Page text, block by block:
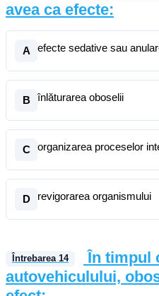
avea ca efecte:
A efecte sedative sau
B înlăturarea oboselii
C organizarea proceselor
D revigorarea organismului
Întrebarea 14
În timpul
autovehiculului,